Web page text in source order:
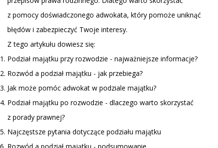
z pomocy doświadczonego adwokata, który pomoże uniknąć
błędów i zabezpieczyć Twoje interesy.
Z tego artykułu dowiesz się:
Podział majątku przy rozwodzie - najważniejsze informacje?
Rozwód a podział majątku - jak przebiega?
Jak może pomóc adwokat w podziale majątku?
Podział majątku po rozwodzie - dlaczego warto skorzystać
z porady prawnej?
Najczęstsze pytania dotyczące podziału majątku